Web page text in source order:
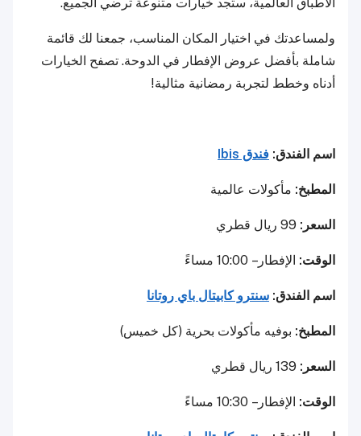
ولمساعدتك في اختيار المكان المناسب، جمعنا لك قائمة
شاملة بأفضل عروض الإفطار في الدوحة. تصفح الخيارات
أدناه وخطط لتجربة رمضانية مثالية!
اسم الفندق: فندق Ibis
المطبخ: مأكولات عالمية
السعر:
الوقت: الإفطار – 10:00 مساءً
اسم الفندق: سنترو كابيتال باي روتانا
المطبخ: بوفيه مأكولات بحرية (كل خميس)
السعر:
الوقت: الإفطار – 10:30 مساءً